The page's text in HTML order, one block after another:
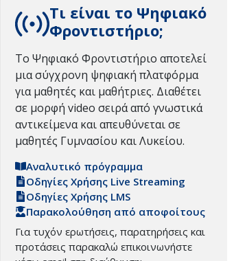
Τι είναι το Ψηφιακό
Φροντιστήριο;
Το Ψηφιακό Φροντιστήριο αποτελεί
μια σύγχρονη ψηφιακή πλατφόρμα
για μαθητές και μαθήτριες. Διαθέτει
σε μορφή video σειρά από γνωστικά
αντικείμενα και απευθύνεται σε
μαθητές Γυμνασίου και Λυκείου.
Αναλυτικό πρόγραμμα
Οδηγίες Χρήσης Live Streaming
Οδηγίες Χρήσης LMS
Παρακολούθηση από αποφοίτους
Για τυχόν ερωτήσεις, παρατηρήσεις και
προτάσεις παρακαλώ επικοινωνήστε